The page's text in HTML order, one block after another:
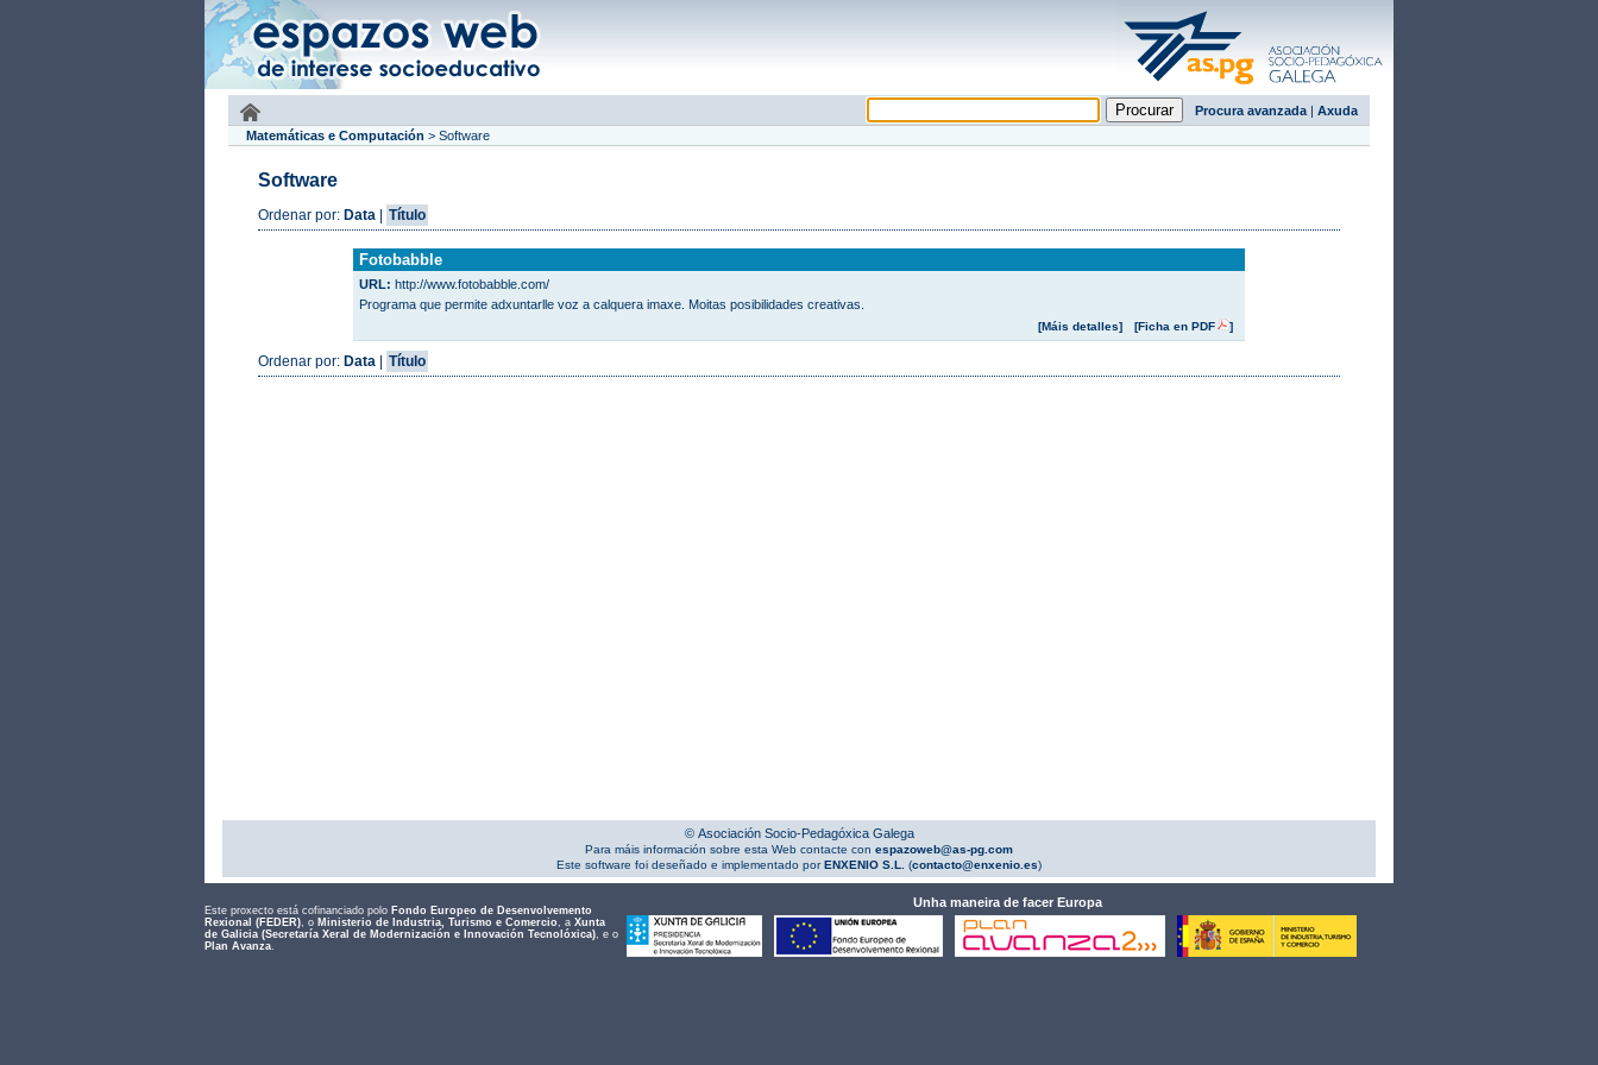
Procura avanzada | Axuda
Matemáticas e Computación > Software
Software
Ordenar por: Data Título
Fotobabble
URL: http://www.fotobabble.com/
Programa que permite adxuntarlle voz a calquera imaxe. Moitas posibilidades creativas.
[Máis detalles] [Ficha en PDF ]
Ordenar por: Data Título
© Asociación Socio-Pedagóxica Galega
Para máis información sobre esta Web contacte con espazoweb@as-pg.com
Este software foi deseñado e implementado porENXENIO S.L. (contacto@enxenio.es)
Este proxecto está cofinanciado polo Fondo Europeo de Desenvolvemento
Rexional (FEDER), o Ministerio de Industria, Turismo e Comercio, a Xunta
de Galicia (Secretaría Xeral de Modernización e Innovación Tecnolóxica), e o
Plan Avanza.
Unha maneira de facer Europa